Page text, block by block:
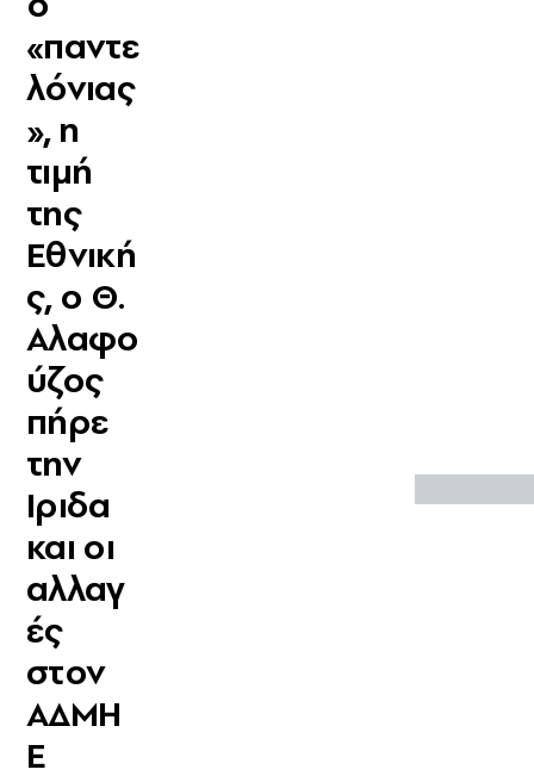
«παντε
λόνιας
», η
τιμή
της
Εθνική
ς, ο Θ.
Αλαφο
ύζος
πήρε
την
Ιριδα
και οι
αλλαγ
ές
στον
ΑΔΜΗ
Ε